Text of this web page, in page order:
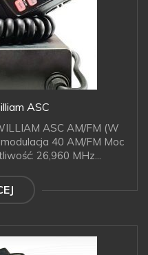
ASC
ASC AM/FM (W
40 AM/FM Moc
26,960 MHz...